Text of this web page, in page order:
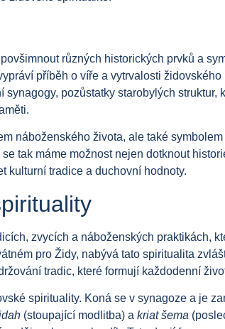
různých historických prvků a
příběh o víře a vytrvalosti židovského
pozůstatky starobylých struktur,
náboženského života, ale také
tak máme možnost nejen dotknout
kulturní tradice a duchovní hodnoty.
zvycích a náboženských praktikách,
pro Židy, nabývá tato spiritualita
tradic, které formují každodenní
spirituality. Koná se v synagoze a je
(stoupající modlitba) a kriat šema